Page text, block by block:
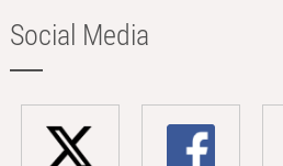
Social Media